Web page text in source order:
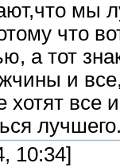
мы
что
а тот
и
все
10:34]